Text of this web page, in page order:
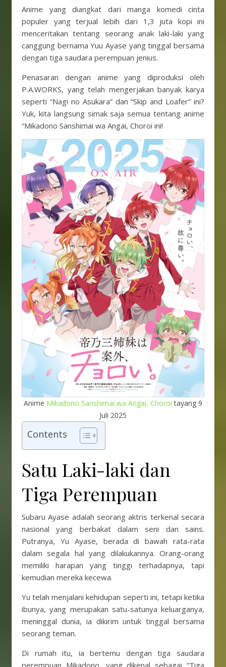
Anime yang diangkat dari manga komedi cinta
populer yang terjual lebih dari 1,3 juta kopi ini
menceritakan tentang seorang anak laki-laki yang
canggung bernama Yuu Ayase yang tinggal bersama
dengan tiga saudara perempuan jenius.
Penasaran dengan anime yang diproduksi oleh
P.A.WORKS, yang telah mengerjakan banyak karya
seperti “Nagi no Asukara” dan “Skip and Loafer” ini?
Yuk, kita langsung simak saja semua tentang anime
“Mikadono Sanshimai wa Angai, Choroi ini!
Anime Mikadono Sanshimai wa Angai, Choroi tayang 9
Juli 2025
Contents
Satu Laki-laki dan
Tiga Perempuan
Subaru Ayase adalah seorang aktris terkenal secara
nasional yang berbakat dalam seni dan sains.
Putranya, Yu Ayase, berada di bawah rata-rata
dalam segala hal yang dilakukannya. Orang-orang
memiliki harapan yang tinggi terhadapnya, tapi
kemudian mereka kecewa.
Yu telah menjalani kehidupan seperti ini, tetapi ketika
ibunya, yang merupakan satu-satunya keluarganya,
meninggal dunia, ia dikirim untuk tinggal bersama
seorang teman.
Di rumah itu, ia bertemu dengan tiga saudara
perempuan Mikadono, yang dikenal sebagai “Tiga